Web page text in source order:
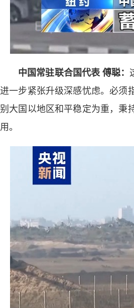
中国常驻联合国代表 傅聪：
进一步紧张升级深感忧虑。必须
别大国以地区和平稳定为重，秉
用。